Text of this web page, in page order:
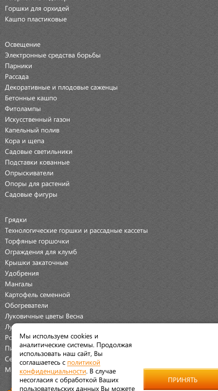
Горшки для орхидей
Кашпо пластиковые
Освещение
Электронные средства борьбы
Парники
Рассада
Декоративные и плодовые саженцы
Бетонные кашпо
Фитолампы
Искусственный газон
Капельный полив
Кора и щепа
Садовые светильники
Подставки кованные
Опрыскиватели
Опоры для растений
Садовые фигуры
Грядки
Технологические горшки и рассадные кассеты
Торфяные горшочки
Ограждения для клумб
Крышки закаточные
Удобрения
Мангалы
Картофель семенной
Обогреватели
Луковичные цветы Весна
Луковичные цветы Осень
Розы
Пионы
Семена Овощей
Мраморная крошка
Мы используем cookies и
аналитические системы. Продолжая
использовать наш сайт, Вы
соглашаетесь с политикой
конфиденциальности . В случае
несогласия с обработкой Ваших
пользовательских данных Вы можете
ПРИНЯТЬ